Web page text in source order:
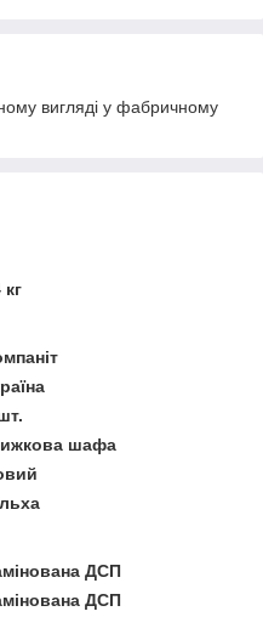
вигляді у фабричному
кг
шафа
ДСП
ДСП